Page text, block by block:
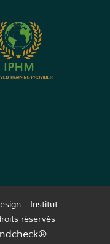
– Institut
réservés